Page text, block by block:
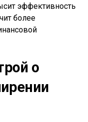
эффективность
более
о